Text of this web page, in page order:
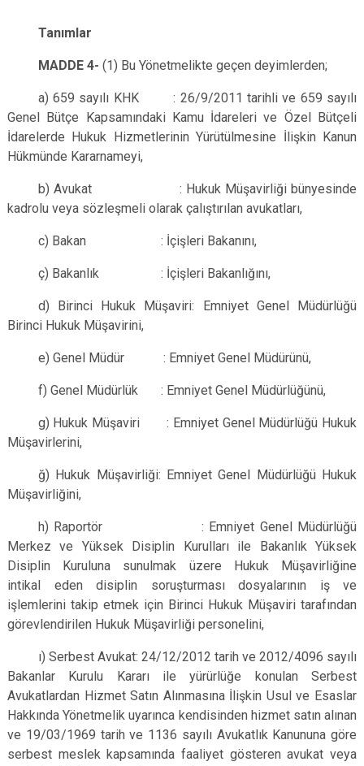
Tanımlar
MADDE 4- (1) Bu Yönetmelikte geçen deyimlerden;
a) 659 sayılı KHK : 26/9/2011 tarihli ve 659 sayılı
Genel Bütçe Kapsamındaki Kamu İdareleri ve Özel Bütçeli
İdarelerde Hukuk Hizmetlerinin Yürütülmesine İlişkin Kanun
Hükmünde Kararnameyi,
b) Avukat : Hukuk Müşavirliği bünyesinde
kadrolu veya sözleşmeli olarak çalıştırılan avukatları,
c) Bakan : İçişleri Bakanını,
ç) Bakanlık : İçişleri Bakanlığını,
d) Birinci Hukuk Müşaviri: Emniyet Genel Müdürlüğü
Birinci Hukuk Müşavirini,
e) Genel Müdür : Emniyet Genel Müdürünü,
f) Genel Müdürlük : Emniyet Genel Müdürlüğünü,
g) Hukuk Müşaviri : Emniyet Genel Müdürlüğü Hukuk
Müşavirlerini,
ğ) Hukuk Müşavirliği: Emniyet Genel Müdürlüğü Hukuk
Müşavirliğini,
h) Raportör : Emniyet Genel Müdürlüğü
Merkez ve Yüksek Disiplin Kurulları ile Bakanlık Yüksek
Disiplin Kuruluna sunulmak üzere Hukuk Müşavirliğine
intikal eden disiplin soruşturması dosyalarının iş ve
işlemlerini takip etmek için Birinci Hukuk Müşaviri tarafından
görevlendirilen Hukuk Müşavirliği personelini,
ı) Serbest Avukat: 24/12/2012 tarih ve 2012/4096 sayılı
Bakanlar Kurulu Kararı ile yürürlüğe konulan Serbest
Avukatlardan Hizmet Satın Alınmasına İlişkin Usul ve Esaslar
Hakkında Yönetmelik uyarınca kendisinden hizmet satın alınan
ve 19/03/1969 tarih ve 1136 sayılı Avukatlık Kanununa göre
serbest meslek kapsamında faaliyet gösteren avukat veya